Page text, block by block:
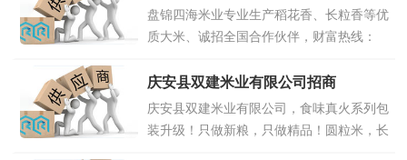
线孙总18845812978，13634851333点击
详情>>
盘锦四海米业专业生产稻花香、长粒香等优
质大米、诚招全国合作伙伴，财富热线：
庆安县双建米业有限公司招商
庆安县双建米业有限公司，食味真火系列包
装升级！只做新粮，只做精品！圆粒米，长